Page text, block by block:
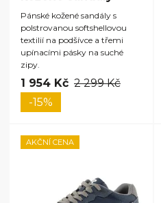
Pánské kožené sandály s
polstrovanou softshellovou
textilií na podšívce a třemi
upínacími pásky na suché
zipy.
1 954 Kč 2 299 Kč
-15%
AKČNÍ CENA